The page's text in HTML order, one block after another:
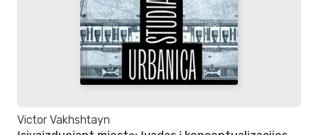
Victor Vakhshtayn